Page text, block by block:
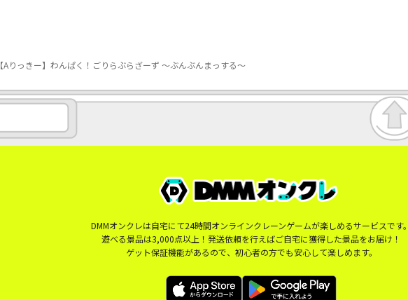
【Aりっきー】わんぱく！ごりらぶらざーず ～ぶんぶんまっする～
DMMオンクレは自宅にて24時間オンラインクレーンゲームが楽しめるサービスです
遊べる景品は3,000点以上！発送依頼を行えばご自宅に獲得した景品をお届け！
ゲット保証機能があるので、初心者の方でも安心して楽しめます。